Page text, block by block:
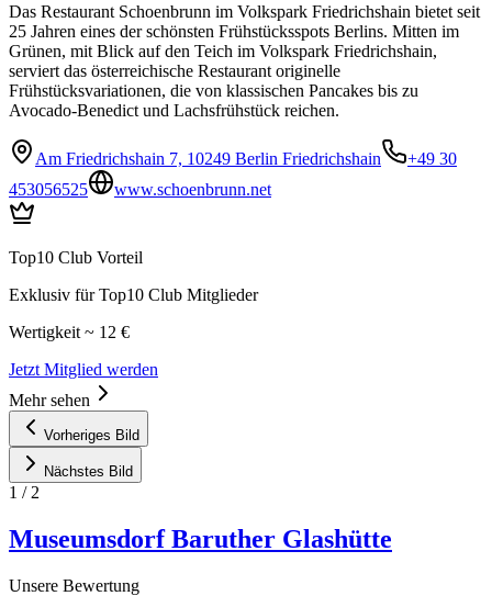
Das Restaurant Schoenbrunn im Volkspark Friedrichshain bietet seit
25 Jahren eines der schönsten Frühstücksspots Berlins. Mitten im
Grünen, mit Blick auf den Teich im Volkspark Friedrichshain,
serviert das österreichische Restaurant originelle
Frühstücksvariationen, die von klassischen Pancakes bis zu
Avocado-Benedict und Lachsfrühstück reichen.
Am Friedrichshain 7, 10249 Berlin Friedrichshain
+49 30
453056525
www.schoenbrunn.net
Top10 Club Vorteil
Exklusiv für Top10 Club Mitglieder
Wertigkeit ~ 12 €
Jetzt Mitglied werden
Mehr sehen
Vorheriges Bild
Nächstes Bild
1 / 2
Museumsdorf Baruther Glashütte
Unsere Bewertung